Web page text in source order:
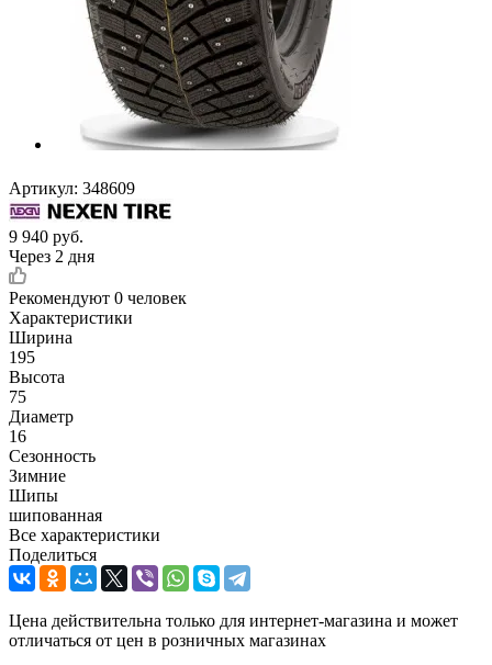
Артикул: 348609
9 940 руб.
Через 2 дня
Рекомендуют 0 человек
Характеристики
Ширина
195
Высота
75
Диаметр
16
Сезонность
Зимние
Шипы
шипованная
Все характеристики
Поделиться
Цена действительна только для интернет-магазина и может
отличаться от цен в розничных магазинах